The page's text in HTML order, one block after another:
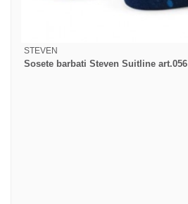
STEVEN
Sosete barbati Steven Suitline art.056